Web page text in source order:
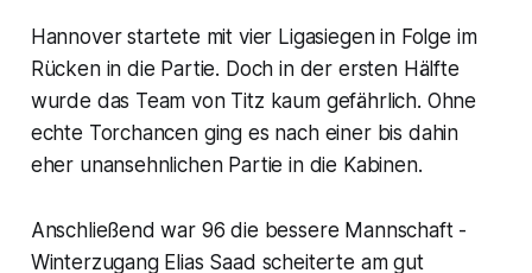
Hannover startete mit vier Ligasiegen in Folge im
Rücken in die Partie. Doch in der ersten Hälfte
wurde das Team von Titz kaum gefährlich. Ohne
echte Torchancen ging es nach einer bis dahin
eher unansehnlichen Partie in die Kabinen.
Anschließend war 96 die bessere Mannschaft -
Winterzugang Elias Saad scheiterte am gut